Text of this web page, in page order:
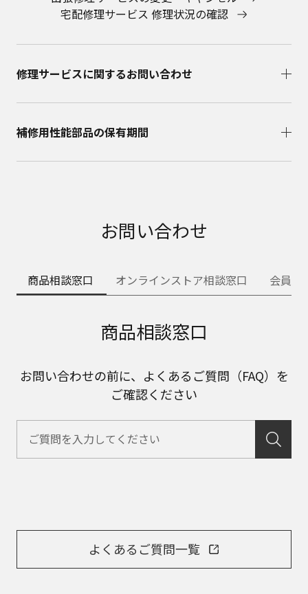
宅配修理サービス 修理状況の確認
修理サービスに関するお問い合わせ​
補修用性能部品の保有期間​
お問い合わせ
商品相談窓口 オンラインストア相談窓口 会員サ
商品相談窓口
お問い合わせの前に、よくあるご質問（FAQ）を
ご確認ください
よくあるご質問一覧